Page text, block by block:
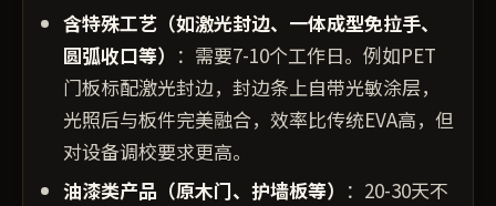
含特殊工艺（如激光封边、一体成型免拉手、
圆弧收口等） ：需要7-10个工作日。例如PET
门板标配激光封边，封边条上自带光敏涂层，
光照后与板件完美融合，效率比传统EVA高，但
对设备调校要求更高。
油漆类产品（原木门、护墙板等） ：20-30天不